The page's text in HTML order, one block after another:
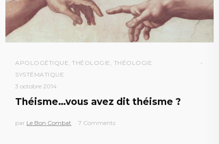
APOLOGÉTIQUE,THÉOLOGIE , THÉOLOGIE
SYSTÉMATIQUE
3 octobre 2014
Théisme…vous avez dit théisme ?
par Le Bon Combat 7 Comments